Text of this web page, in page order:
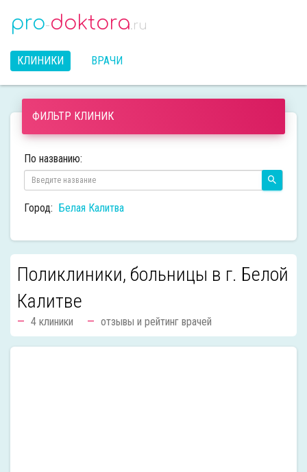
pro-doktora.ru
КЛИНИКИ ВРАЧИ
ФИЛЬТР КЛИНИК
По названию:
Город: Белая Калитва
Поликлиники, больницы в г. Белой
Калитве
4 клиники отзывы и рейтинг врачей